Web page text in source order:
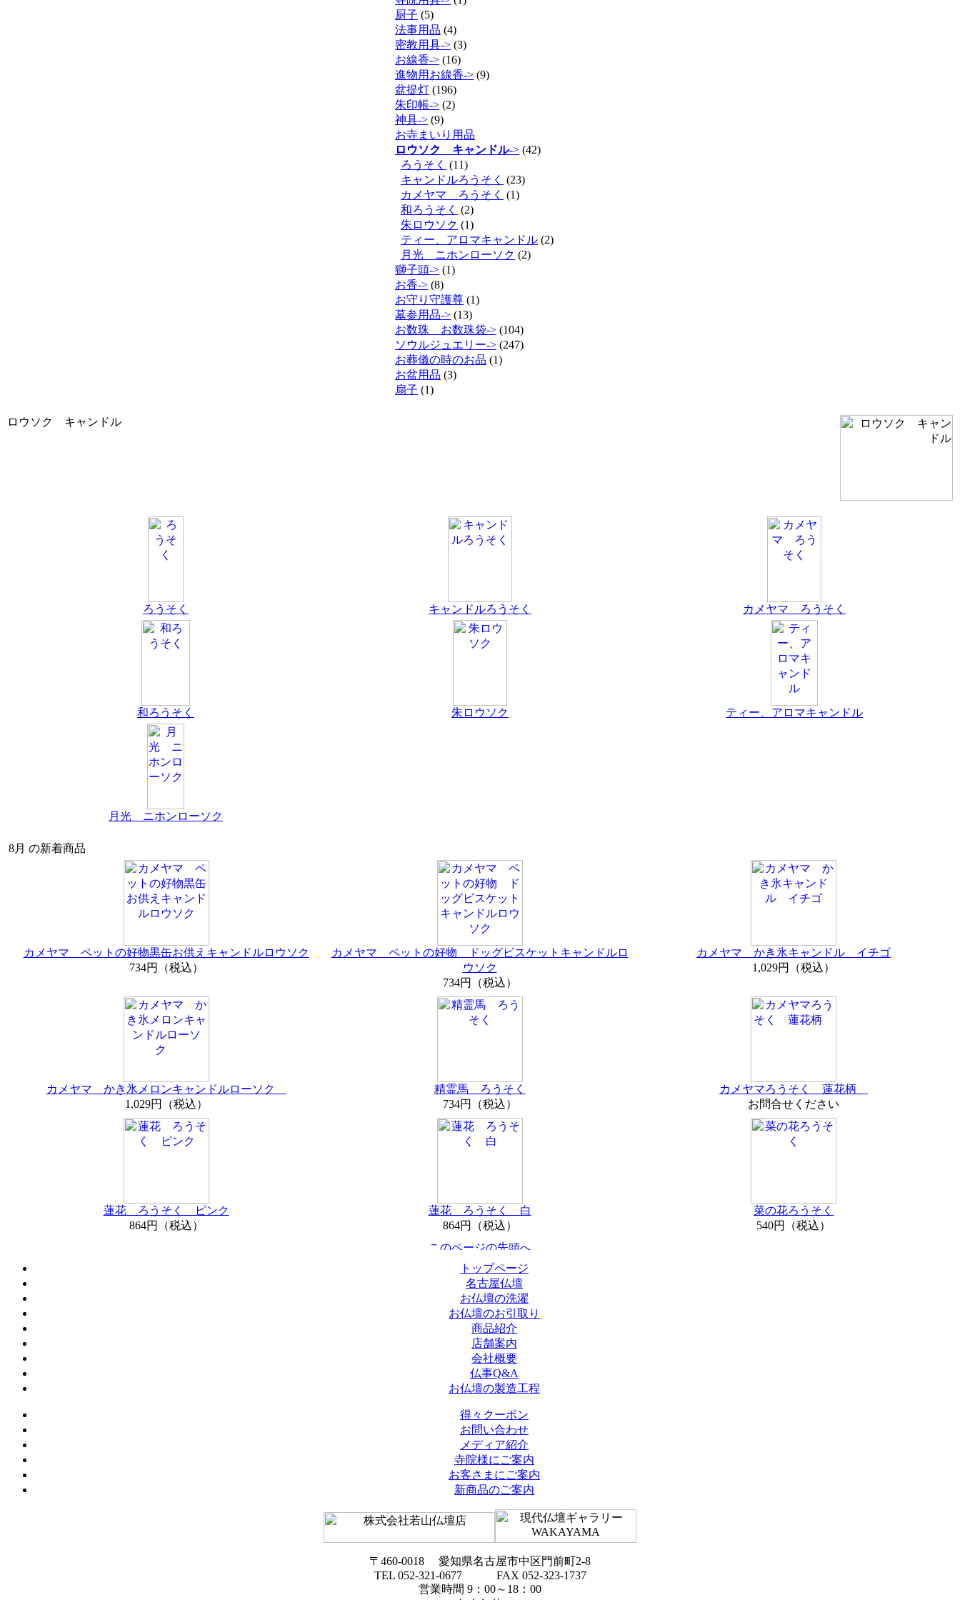
厨子 (5)
法事用品 (4)
密教用具-> (3)
お線香-> (16)
進物用お線香-> (9)
盆提灯 (196)
朱印帳-> (2)
神具-> (9)
お寺まいり用品
ロウソク キャンドル-> (42)
ろうそく (11)
キャンドルろうそく (23)
カメヤマ ろうそく (1)
和ろうそく (2)
朱ロウソク (1)
ティー、アロマキャンドル (2)
月光 ニホンローソク (2)
獅子頭-> (1)
お香-> (8)
お守り守護尊 (1)
墓参用品-> (13)
お数珠 お数珠袋-> (104)
ソウルジュエリー-> (247)
お葬儀の時のお品 (1)
お盆用品 (3)
扇子 (1)
ロウソク キャンドル
ろうそく キャンドルろうそく カメヤマ ろうそく
和ろうそく 朱ロウソク ティー、アロマキャンドル
月光 ニホンローソク
8月 の新着商品
カメヤマ ペットの好物黒缶お供えキャンドルロウソク
734円（税込）
カメヤマ ペットの好物 ドッグビスケットキャンドルロ
ウソク
734円（税込）
カメヤマ かき氷キャンドル イチゴ
1,029円（税込）
カメヤマ かき氷メロンキャンドルローソク
1,029円（税込）
精霊馬 ろうそく
734円（税込）
カメヤマろうそく 蓮花柄
お問合せください
蓮花 ろうそく ピンク
864円（税込）
蓮花 ろうそく 白
864円（税込）
菜の花ろうそく
540円（税込）
トップページ
名古屋仏壇
お仏壇の洗濯
お仏壇のお引取り
商品紹介
店舗案内
会社概要
仏事Q&A
お仏壇の製造工程
得々クーポン
お問い合わせ
メディア紹介
寺院様にご案内
お客さまにご案内
新商品のご案内
〒460-0018 愛知県名古屋市中区門前町2-8
TEL 052-321-0677 FAX 052-323-1737
営業時間 9：00～18：00